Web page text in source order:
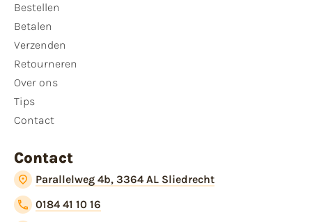
Bestellen
Betalen
Verzenden
Retourneren
Over ons
Tips
Contact
Contact
Parallelweg 4b, 3364 AL Sliedrecht
0184 41 10 16